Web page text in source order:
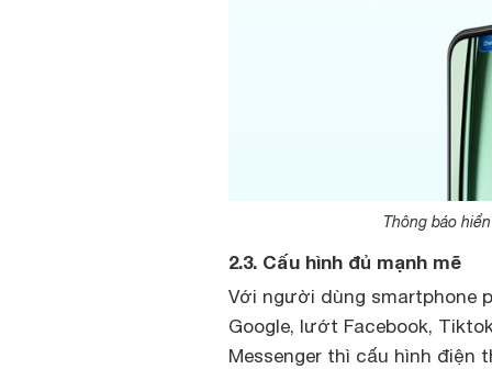
Thông báo
2.3. Cấu hình đủ mạnh mẽ
Với người dùng smartphone
Google, lướt Facebook,
Messenger thì cấu hình điện